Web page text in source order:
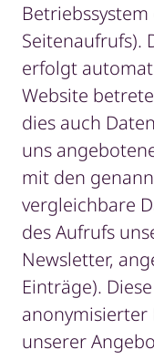
Seitenaufrufs).
erfolgt
Website
dies auch
uns
mit den
vergleichbare
des Aufrufs
Newsletter,
Einträge).
anonymisierter
unserer